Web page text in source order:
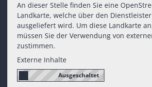
An dieser Stelle finden Sie eine
Landkarte, welche über den
ausgeliefert wird. Um diese Landkarte
müssen Sie der Verwendung von
zustimmen.
Externe Inhalte